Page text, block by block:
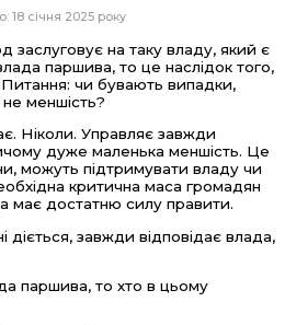
18 січня 2025 року
на таку владу, який є
паршива, то це наслідок того,
чи бувають випадки,
не меншість?
Ніколи. Управляє завжди
дуже маленька меншість. Це
можуть підтримувати владу чи
критична маса громадян
має достатню силу правити.
діється, завжди відповідає влада,
паршива, то хто в цьому